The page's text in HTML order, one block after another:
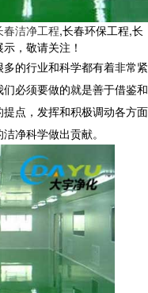
春洁净工程,长春环保工程,长
，敬请关注！
的行业和科学都有着非常紧
必须要做的就是善于借鉴和
点，发挥和积极调动各方面
净科学做出贡献。